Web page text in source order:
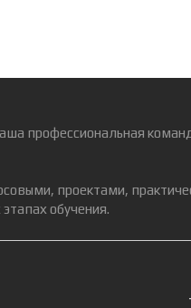
профессиональная
проектами,
обучения.